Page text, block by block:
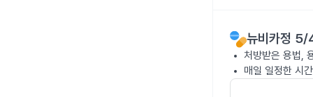
뉴비카정
처방받은 용법,
매일 일정한 시